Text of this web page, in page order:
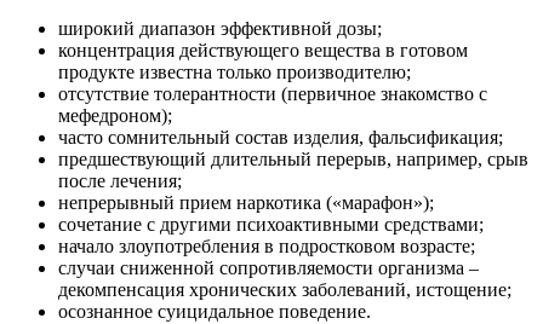
широкий диапазон эффективной дозы;
концентрация действующего вещества в готовом
продукте известна только производителю;
отсутствие толерантности (первичное знакомство с
мефедроном);
часто сомнительный состав изделия, фальсификация;
предшествующий длительный перерыв, например, срыв
после лечения;
непрерывный прием наркотика («марафон»);
сочетание с другими психоактивными средствами;
начало злоупотребления в подростковом возрасте;
случаи сниженной сопротивляемости организма –
декомпенсация хронических заболеваний, истощение;
осознанное суицидальное поведение.